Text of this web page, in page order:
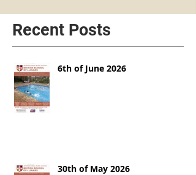
Recent Posts
6th of June 2026
30th of May 2026